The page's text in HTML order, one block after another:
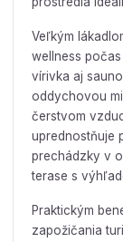
Veľkým
wellness
vírivka aj
oddychovou
čerstvom
uprednostňuje
prechádzky v
terase s
Praktickým
zapožičania